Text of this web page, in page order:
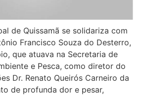
de Quissamã se solidariza com
Francisco Souza do Desterro,
que atuava na Secretaria de
e Pesca, como diretor do
Dr. Renato Queirós Carneiro da
de profunda dor e pesar,